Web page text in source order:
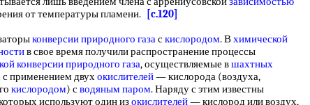
от температуры пламени.
[c.120]
конверсии природного газаскислородом. Вхимической
в свое время получили распространение процессы
конверсии природного газа, осуществляемые вшахтных
с применением двухокислителей— кислорода (воздуха,
кислородом) сводяным паром. Наряду с этим известны
используют один изокислителей— кислород или воздух,